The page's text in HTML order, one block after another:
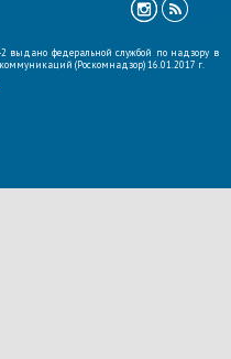
выдано федеральной службой по надзору в
(Роскомнадзор) 16.01.2017 г.